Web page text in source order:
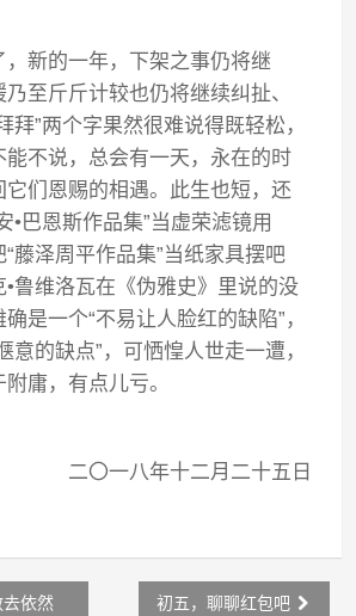
，新的一年，下架之事仍将继
至斤斤计较也仍将继续纠扯、
拜”两个字果然很难说得既轻松，
能不说，总会有一天，永在的时
它们恩赐的相遇。此生也短，还
•巴恩斯作品集”当虚荣滤镜用
“藤泽周平作品集”当纸家具摆吧
•鲁维洛瓦在《伪雅史》里说的没
确是一个“不易让人脸红的缺陷” ，
意的缺点” ，可恓惶人世走一遭，
庸，有点儿亏。
二〇一八年十二月二十五日
依然
初五，聊聊红包吧